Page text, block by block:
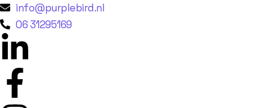
info@purplebird.nl
06 31295169